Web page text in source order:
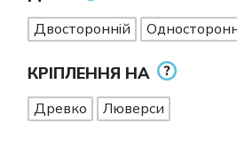
Двосторонній
КРІПЛЕННЯ НА
Древко Люверси